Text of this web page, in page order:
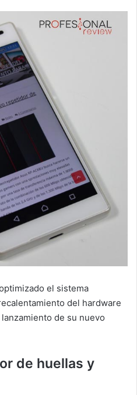
el sistema
del hardware
de su nuevo
de huellas y